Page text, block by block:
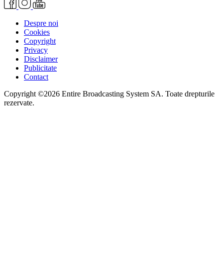
Despre noi
Cookies
Copyright
Privacy
Disclaimer
Publicitate
Contact
Copyright ©2026 Entire Broadcasting System SA. Toate drepturile
rezervate.